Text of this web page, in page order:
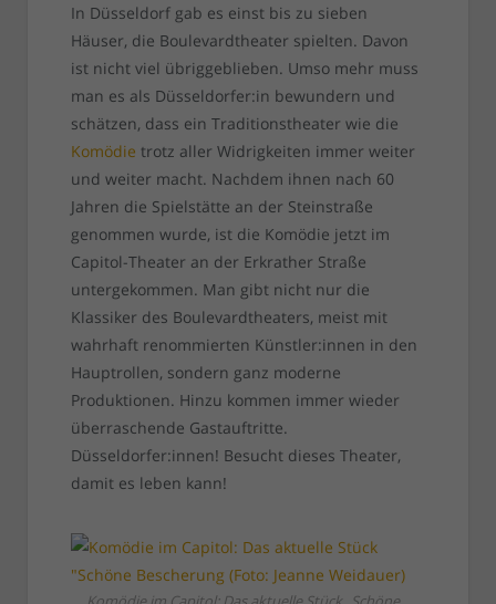
In Düsseldorf gab es einst bis zu sieben
Häuser, die Boulevardtheater spielten. Davon
ist nicht viel übriggeblieben. Umso mehr muss
man es als Düsseldorfer:in bewundern und
schätzen, dass ein Traditionstheater wie die
Komödie trotz aller Widrigkeiten immer weiter
und weiter macht. Nachdem ihnen nach 60
Jahren die Spielstätte an der Steinstraße
genommen wurde, ist die Komödie jetzt im
Capitol-Theater an der Erkrather Straße
untergekommen. Man gibt nicht nur die
Klassiker des Boulevardtheaters, meist mit
wahrhaft renommierten Künstler:innen in den
Hauptrollen, sondern ganz moderne
Produktionen. Hinzu kommen immer wieder
überraschende Gastauftritte.
Düsseldorfer:innen! Besucht dieses Theater,
damit es leben kann!